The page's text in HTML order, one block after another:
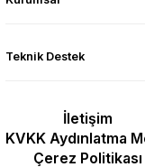
Teknik Destek
İletişim
KVKK Aydınlatma
Çerez Politikası